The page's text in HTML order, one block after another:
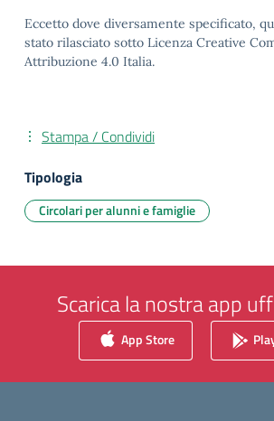
Eccetto dove diversamente specificato,
stato rilasciato sotto Licenza Creative
Attribuzione 4.0 Italia.
Stampa / Condividi
Tipologia
Circolari per alunni e famiglie
Scarica la nostra app
App Store